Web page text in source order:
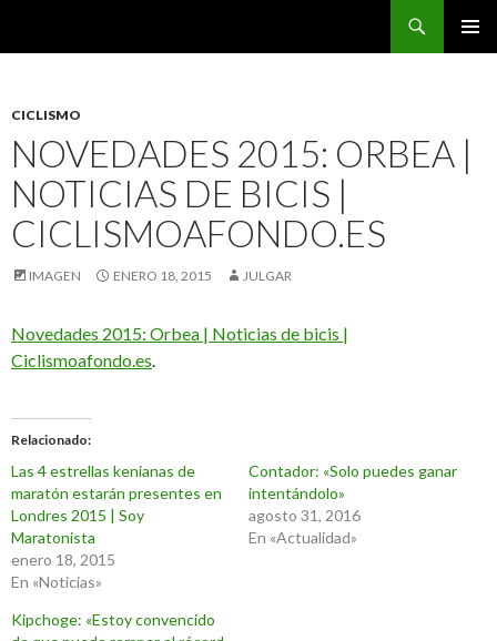
CICLISMO
NOVEDADES 2015: ORBEA |
NOTICIAS DE BICIS |
CICLISMOAFONDO.ES
IMAGEN ENERO 18, 2015 JULGAR
Novedades 2015: Orbea | Noticias de bicis |
Ciclismoafondo.es.
Relacionado
Las 4 estrellas kenianas de
maratón estarán presentes en
Londres 2015 | Soy
Maratonista
enero 18, 2015
En «Noticias»
Contador: «Solo puedes ganar
intentándolo»
agosto 31, 2016
En «Actualidad»
Kipchoge: «Estoy convencido